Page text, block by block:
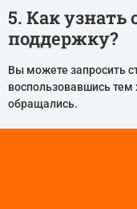
5. Как узнать
поддержку?
Вы можете запросить
воспользовавшись
обращались.